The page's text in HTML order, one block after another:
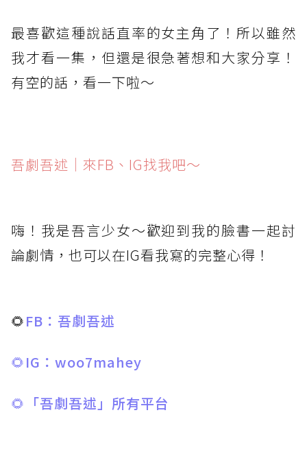
最喜歡這種說話直率的女主角了！所以雖然
我才看一集，但還是很急著想和大家分享！
有空的話，看一下啦～
吾劇吾述｜來FB、IG找我吧～
嗨！我是吾言少女～歡迎到我的臉書一起討
論劇情，也可以在IG看我寫的完整心得！
🌻FB：吾劇吾述
🌻IG：woo7mahey
🌻 「吾劇吾述」所有平台